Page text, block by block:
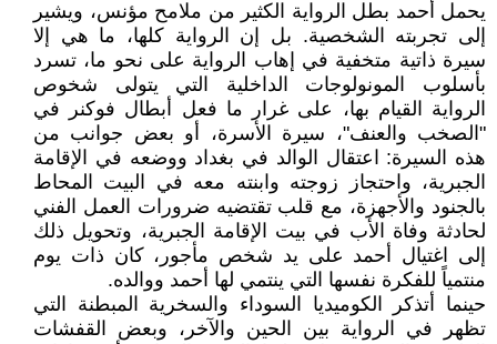
يحمل أحمد بطل الرواية الكثير من ملامح مؤنس، ويشير
إلى تجربته الشخصية. بل إن الرواية كلها، ما هي إلا
سيرة ذاتية متخفية في إهاب الرواية على نحو ما، تسرد
بأسلوب المونولوجات الداخلية التي يتولى شخوص
الرواية القيام بها، على غرار ما فعل أبطال فوكنر في
"الصخب والعنف"، سيرة الأسرة، أو بعض جوانب من
هذه السيرة: اعتقال الوالد في بغداد ووضعه في الإقامة
الجبرية، واحتجاز زوجته وابنته معه في البيت المحاط
بالجنود والأجهزة، مع قلب تقتضيه ضرورات العمل الفني
لحادثة وفاة الأب في بيت الإقامة الجبرية، وتحويل ذلك
إلى اغتيال أحمد على يد شخص مأجور، كان ذات يوم
منتمياً للفكرة نفسها التي ينتمي لها أحمد ووالده.
حينما أتذكر الكوميديا السوداء والسخرية المبطنة التي
تظهر في الرواية بين الحين والآخر، وبعض القفشات